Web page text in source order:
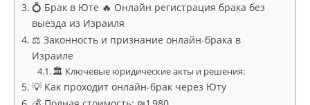
💍 Брак в Юте 🔥 Онлайн регистрация брака без
выезда из Израиля
⚖️ Законность и признание онлайн-брака в
Израиле
🏛 Ключевые юридические акты и решения:
💡 Как проходит онлайн-брак через Юту